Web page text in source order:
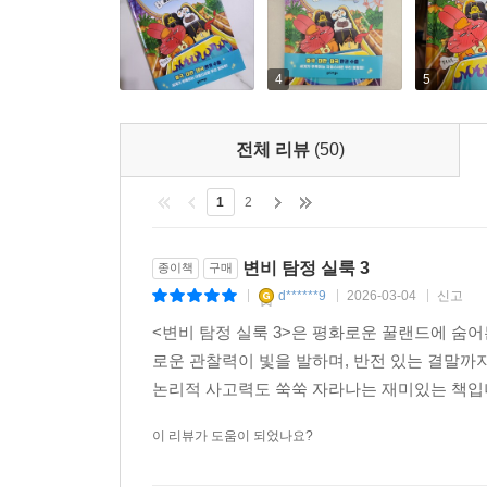
4 5
전체 리뷰 (50)
1 2
종이책 구매 변비 탐정 실룩 3
d******9 2026-03-04 신고
<변비 탐정 실룩 3>은 평화로운 꿀랜드에 숨
로운 관찰력이 빛을 발하며, 반전 있는 결말
논리적 사고력도 쑥쑥 자라나는 재미있는 책
이 리뷰가 도움이 되었나요?